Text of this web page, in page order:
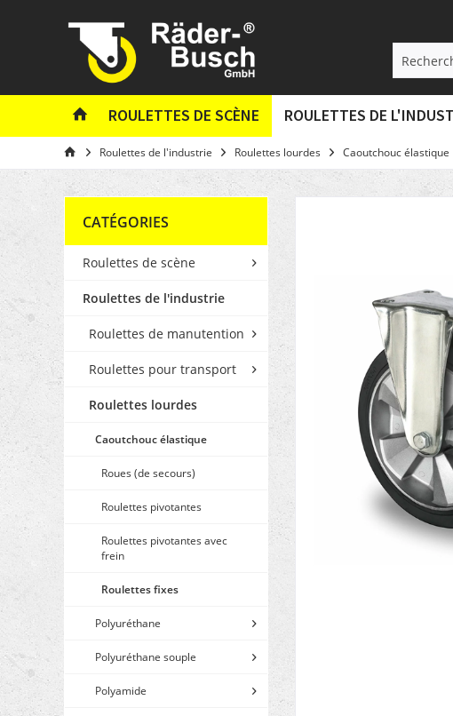
ROULETTES DE SCÈNE ROULETTES DE
Roulettes de l'industrie Roulettes lourdes Caoutchouc élastique
CATÉGORIES
Roulettes de scène
Roulettes de l'industrie
Roulettes de manutention
Roulettes pour transport
Roulettes lourdes
Caoutchouc élastique
Roues (de secours)
Roulettes pivotantes
Roulettes pivotantes avec
frein
Roulettes fixes
Polyuréthane
Polyuréthane souple
Polyamide